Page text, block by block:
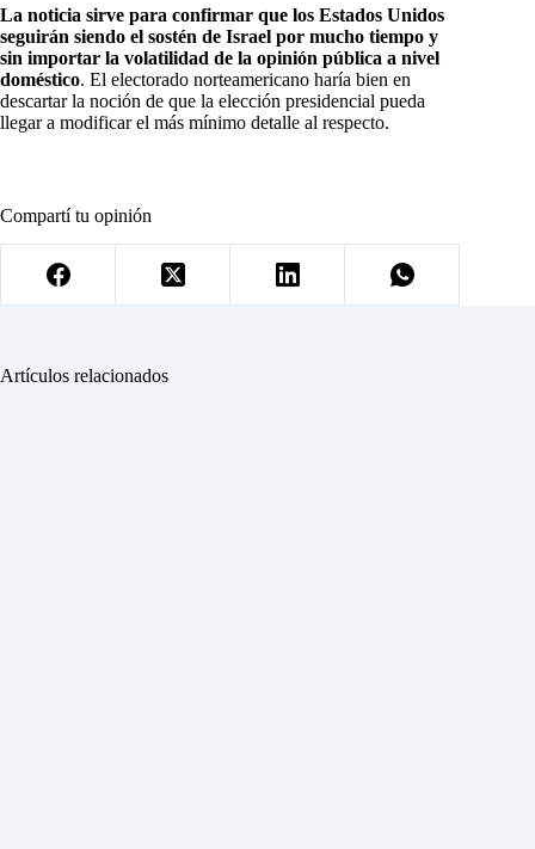
La noticia sirve para confirmar que los Estados Unidos
seguirán siendo el sostén de Israel por mucho tiempo y
sin importar la volatilidad de la opinión pública a nivel
doméstico. El electorado norteamericano haría bien en
descartar la noción de que la elección presidencial pueda
llegar a modificar el más mínimo detalle al respecto.
Compartí tu opinión
Artículos relacionados